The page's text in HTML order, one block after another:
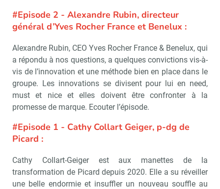
#Episode 2 - Alexandre Rubin, directeur
général d’Yves Rocher France et Benelux :
Alexandre Rubin, CEO Yves Rocher France & Benelux, qui
a répondu à nos questions, a quelques convictions vis-à-
vis de l’innovation et une méthode bien en place dans le
groupe. Les innovations se divisent pour lui en need,
must et nice et elles doivent être confronter à la
promesse de marque. Ecouter l’épisode.
#Episode 1 - Cathy Collart Geiger, p-dg de
Picard :
Cathy Collart-Geiger est aux manettes de la
transformation de Picard depuis 2020. Elle a su réveiller
une belle endormie et insuffler un nouveau souffle au